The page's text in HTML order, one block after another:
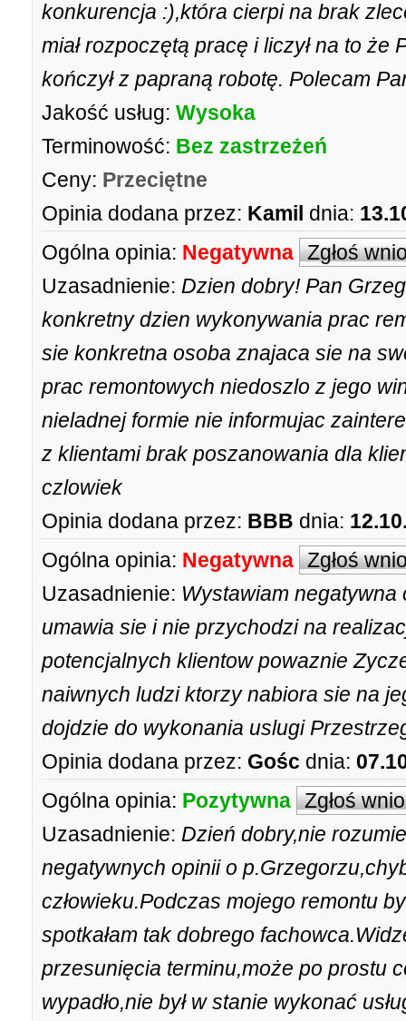
konkurencja :),która cierpi na brak
miał rozpoczętą pracę i liczył na to
kończył z papraną robotę. Polecam
Jakość usług: Wysoka
Terminowość: Bez zastrzeżeń
Ceny: Przeciętne
Opinia dodana przez: Kamil dnia:
Ogólna opinia: Negatywna Zgłoś
Uzasadnienie: Dzien dobry! Pan
konkretny dzien wykonywania prac
sie konkretna osoba znajaca sie na
prac remontowych niedoszlo z jego
nieladnej formie nie informujac
z klientami brak poszanowania dla
czlowiek
Opinia dodana przez: BBB dnia:
Ogólna opinia: Negatywna Zgłoś
Uzasadnienie: Wystawiam
umawia sie i nie przychodzi na
potencjalnych klientow powaznie
naiwnych ludzi ktorzy nabiora sie na
dojdzie do wykonania uslugi
Opinia dodana przez: Gośc dnia:
Ogólna opinia: Pozytywna Zgłoś
Uzasadnienie: Dzień dobry,nie
negatywnych opinii o
człowieku.Podczas mojego remontu
spotkałam tak dobrego
przesunięcia terminu,może po prostu
wypadło,nie był w stanie wykonać